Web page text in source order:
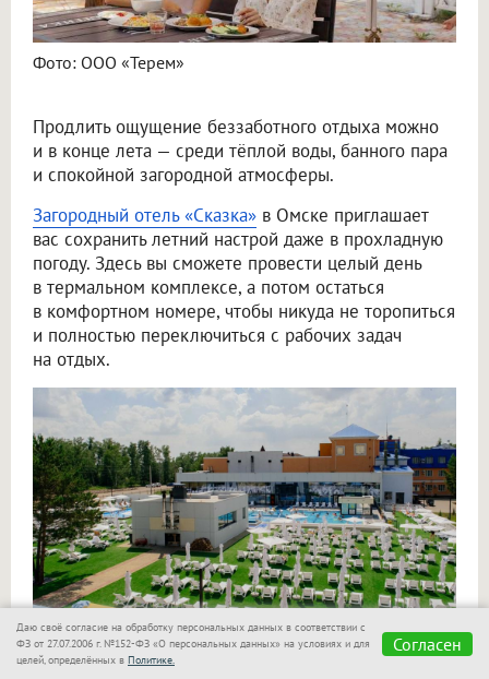
Фото: ООО «Терем»
Продлить ощущение беззаботного отдыха можно
и в конце лета — среди тёплой воды, банного пара
и спокойной загородной атмосферы.
Загородный отель «Сказка» в Омске приглашает
вас сохранить летний настрой даже в прохладную
погоду. Здесь вы сможете провести целый день
в термальном комплексе, а потом остаться
в комфортном номере, чтобы никуда не торопиться
и полностью переключиться с рабочих задач
на отдых.
Даю своё согласие на обработку персональных данных в соответствии с
ФЗ от 27.07.2006 г. №152-ФЗ «О персональных данных» на условиях и для
целей, определённых в Политике.
Согласен